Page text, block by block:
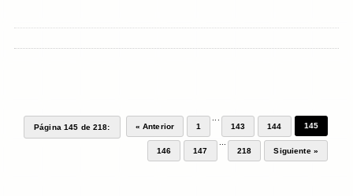
Página 145 de 218: « Anterior 1
143
144 145
146 147
218
Siguiente »